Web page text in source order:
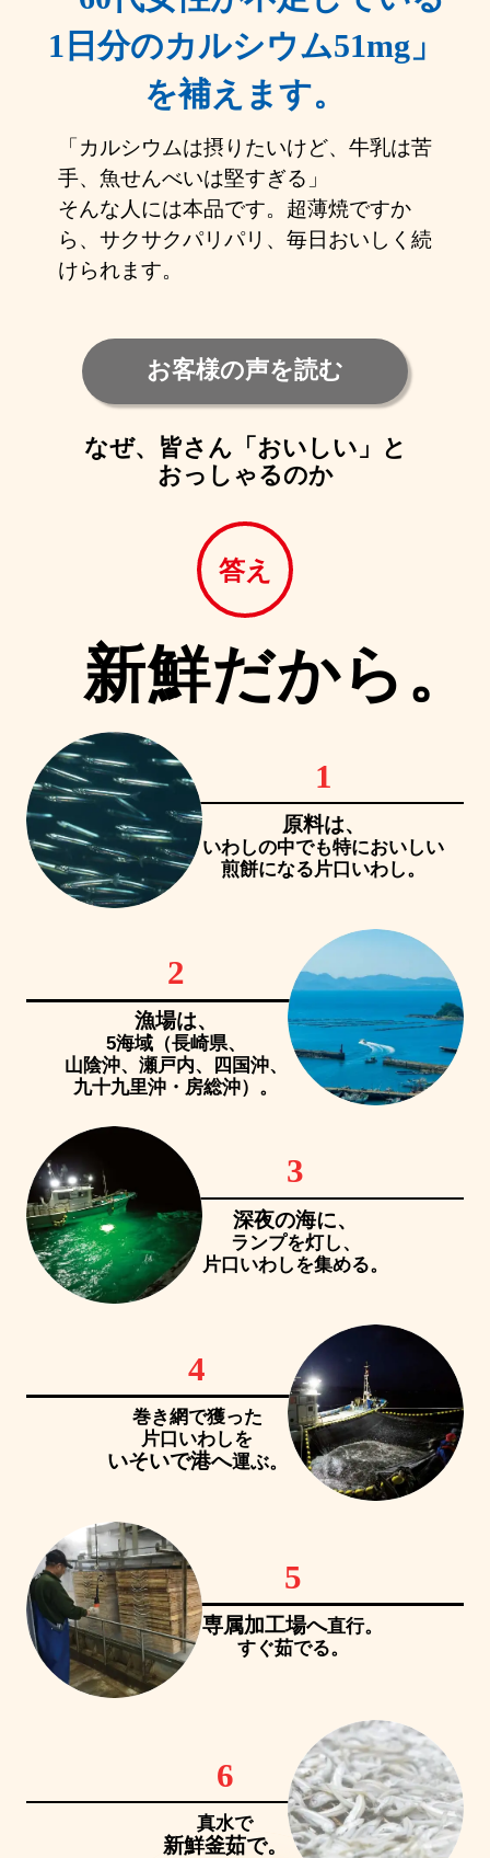
1日分のカルシウム51mg」
を補えます。
「カルシウムは摂りたいけど、牛乳は苦
手、魚せんべいは堅すぎる」
そんな人には本品です。超薄焼ですか
ら、サクサクパリパリ、毎日おいしく続
けられます。
お客様の声を読む
なぜ、皆さん「おいしい」と
おっしゃるのか
答え
新鮮だから。
1
原料は、
いわしの中でも特においしい
煎餅になる片口いわし。
2
漁場は、
5海域（長崎県、
山陰沖、瀬戸内、四国沖、
九十九里沖・房総沖）。
3
深夜の海に、
ランプを灯し、
片口いわしを集める。
4
巻き網で獲った
片口いわしを
いそいで港へ運ぶ。
5
専属加工場へ直行。
すぐ茹でる。
6
真水で
新鮮釜茹で。